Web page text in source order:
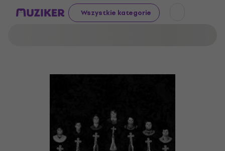
Wszystkie kategorie